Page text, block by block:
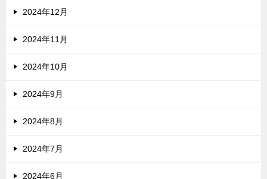
2024年12月
2024年11月
2024年10月
2024年9月
2024年8月
2024年7月
2024年6月